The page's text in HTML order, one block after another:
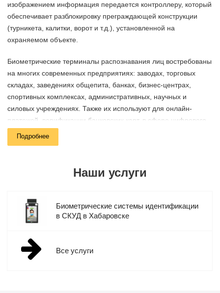
изображением информация передается контроллеру, который
обеспечивает разблокировку преграждающей конструкции
(турникета, калитки, ворот и т.д.), установленной на
охраняемом объекте.
Биометрические терминалы распознавания лиц востребованы
на многих современных предприятиях: заводах, торговых
складах, заведениях общепита, банках, бизнес-центрах,
спортивных комплексах, административных, научных и
силовых учреждениях. Также их используют для онлайн-
платежей, верификации банковских карт, в сфере цифрового
маркетинга, контекстной рекламы, криминалистики и многих
других областях.
биометрических систем идентификации для юридических лиц
оборудование с расширенным функционалом и гарантией от
производителей – до пяти лет.
Ассортимент продукции
Подробнее
Наши услуги
Биометрические системы идентификации
в СКУД в Хабаровске
Все услуги